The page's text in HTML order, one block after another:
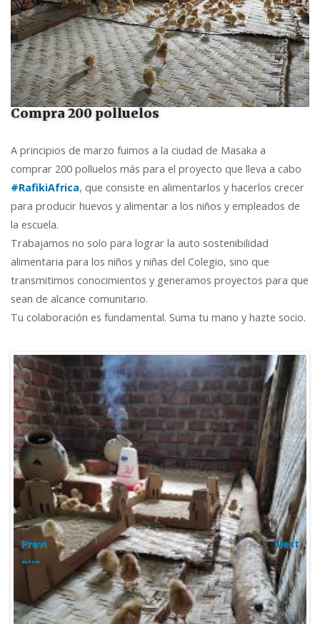
Compra 200 polluelos
A principios de marzo fuimos a la ciudad de Masaka a
comprar 200 polluelos más para el proyecto que lleva a cabo
#RafikiAfrica, que consiste en alimentarlos y hacerlos crecer
para producir huevos y alimentar a los niños y empleados de
la escuela.
Trabajamos no solo para lograr la auto sostenibilidad
alimentaria para los niños y niñas del Colegio, sino que
transmitimos conocimientos y generamos proyectos para que
sean de alcance comunitario.
Tu colaboración es fundamental. Suma tu mano y hazte socio.
Previ
ous
Next